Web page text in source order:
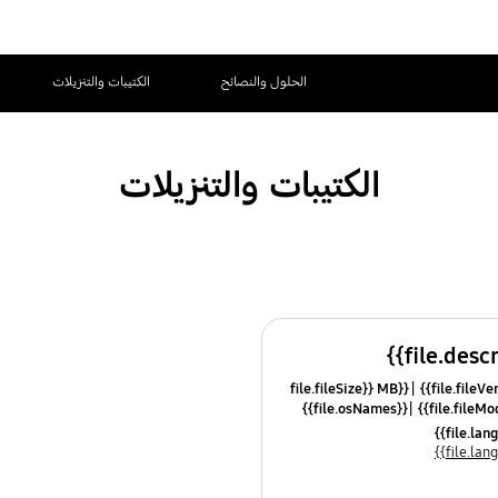
الحلول والنصائح الكتيبات والتنزيلات
الكتيبات والتنزيلات
{{file.fileSize}} MB
{{file.osNames}}